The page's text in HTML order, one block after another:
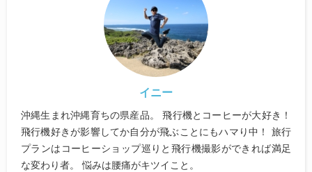
イニー
沖縄生まれ沖縄育ちの県産品。 飛行機とコーヒーが大好き！
飛行機好きが影響してか自分が飛ぶことにもハマり中！ 旅行
プランはコーヒーショップ巡りと飛行機撮影ができれば満足
な変わり者。 悩みは腰痛がキツイこと。